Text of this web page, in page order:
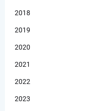
2018
2019
2020
2021
2022
2023